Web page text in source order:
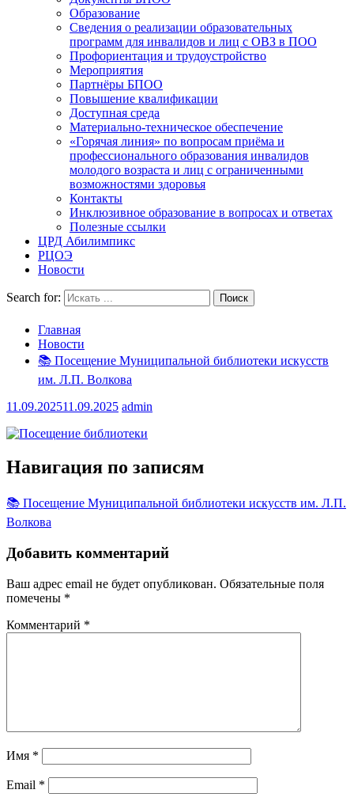
Образование
Сведения о реализации образовательных
программ для инвалидов и лиц с ОВЗ в ПОО
Профориентация и трудоустройство
Мероприятия
Партнёры БПОО
Повышение квалификации
Доступная среда
Материально-техническое обеспечение
«Горячая линия» по вопросам приёма и
профессионального образования инвалидов
молодого возраста и лиц с ограниченными
возможностями здоровья
Контакты
Инклюзивное образование в вопросах и ответах
Полезные ссылки
ЦРД Абилимпикс
РЦОЭ
Новости
Search for:
Главная
Новости
📚 Посещение Муниципальной библиотеки искусств
им. Л.П. Волкова
11.09.202511.09.2025 admin
Навигация по записям
📚 Посещение Муниципальной библиотеки искусств им. Л.П.
Волкова
Добавить комментарий
Ваш адрес email не будет опубликован. Обязательные поля
помечены *
Комментарий *
Имя *
Email *